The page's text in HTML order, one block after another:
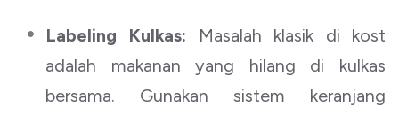
Labeling Kulkas: Masalah klasik di kost
adalah makanan yang hilang di kulkas
bersama. Gunakan sistem keranjang